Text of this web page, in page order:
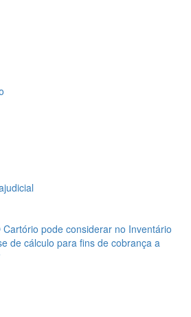
Cartório pode considerar no Inventário
de cálculo para fins de cobrança a